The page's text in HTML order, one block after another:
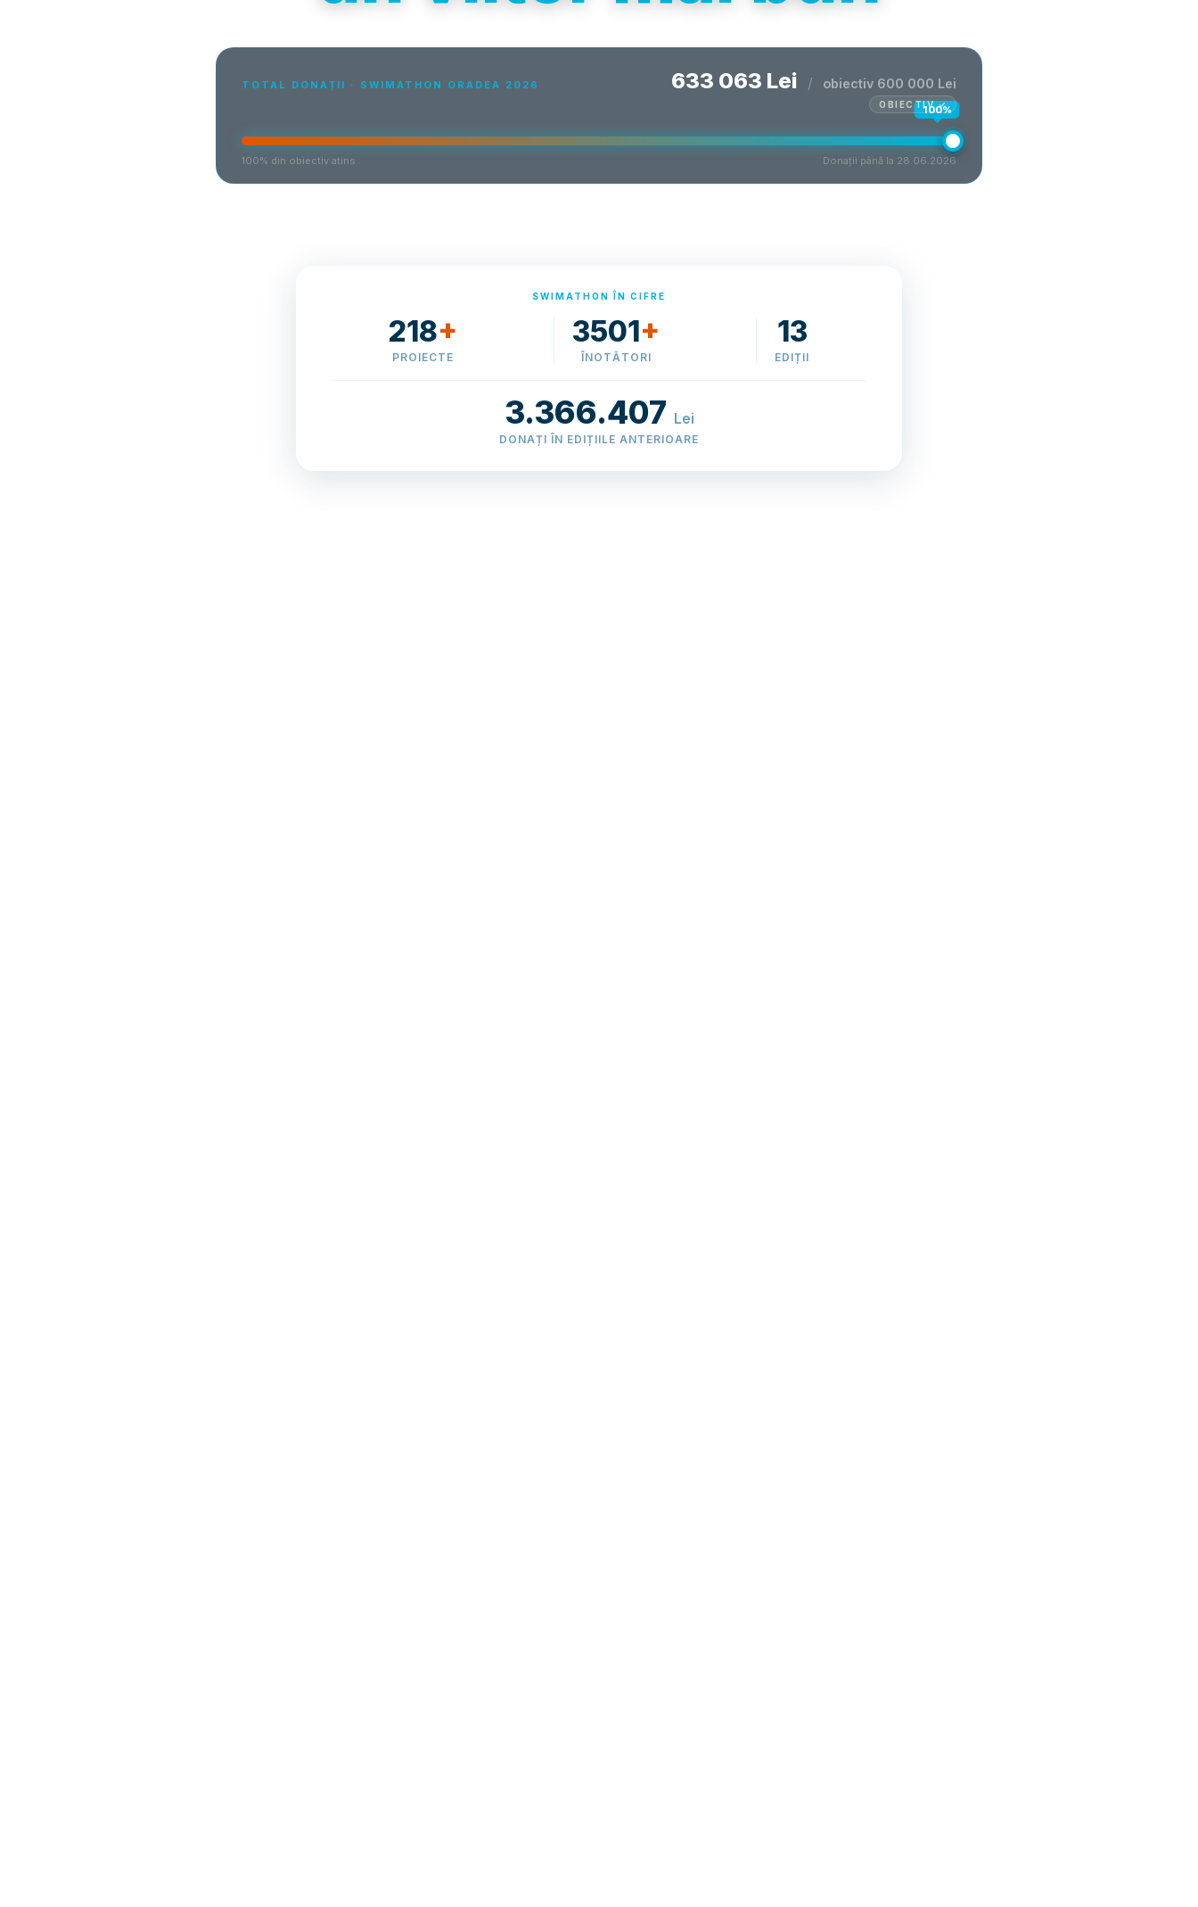
TOTAL DONAȚII · SWIMATHON ORADEA 2026 633 063 Lei / obiectiv 600 000 Lei
100%
OBIECTIV ✓
100% din obiectiv atins Donații până la 28.06.2026
SWIMATHON ÎN CIFRE
218+
PROIECTE
3501+
ÎNOTĂTORI
13
EDIȚII
3.366.407 Lei
DONAȚI ÎN EDIȚIILE ANTERIOARE